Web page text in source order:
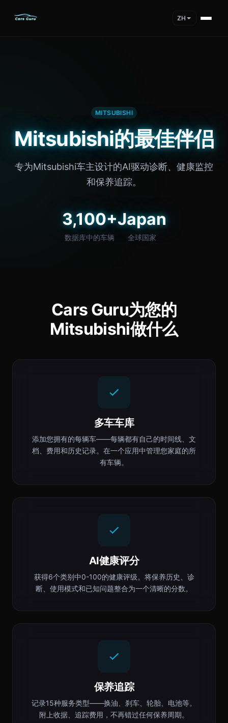
ZH
MITSUBISHI
Mitsubishi的最佳伴侣
专为Mitsubishi车主设计的AI驱动诊断、健康监控
和保养追踪。
3,100+
数据库中的车辆
Japan
全球国家
Cars Guru为您的
Mitsubishi做什么
多车车库
添加您拥有的每辆车——每辆都有自己的时间线、文
档、费用和历史记录。在一个应用中管理您家庭的所
有车辆。
AI健康评分
获得6个类别中0-100的健康评级。将保养历史、诊
断、使用模式和已知问题整合为一个清晰的分数。
保养追踪
记录15种服务类型——换油、刹车、轮胎、电池等。
附上收据、追踪费用，不再错过任何保养周期。